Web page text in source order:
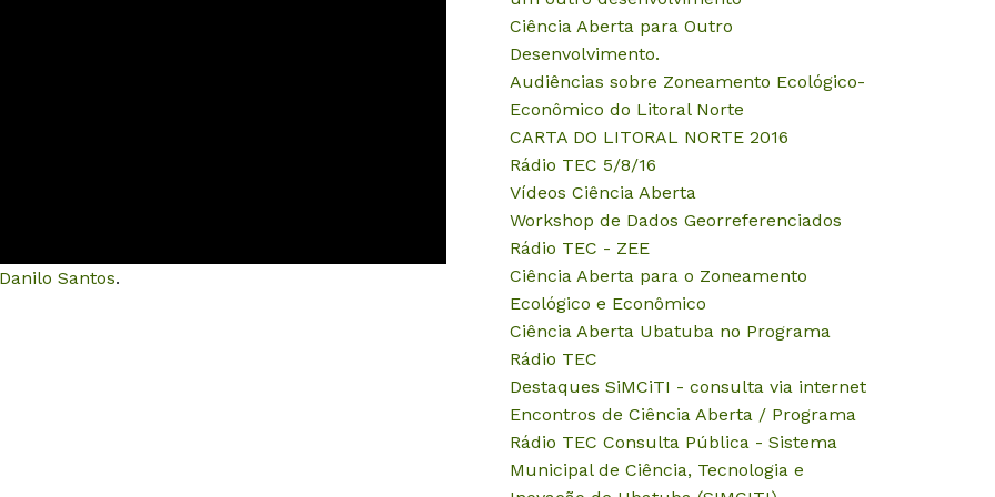
Santos.
Ciência Aberta para Outro
Desenvolvimento.
Audiências sobre Zoneamento Ecológico-
Econômico do Litoral Norte
CARTA DO LITORAL NORTE 2016
Rádio TEC 5/8/16
Vídeos Ciência Aberta
Workshop de Dados Georreferenciados
Rádio TEC - ZEE
Ciência Aberta para o Zoneamento
Ecológico e Econômico
Ciência Aberta Ubatuba no Programa
Rádio TEC
Destaques SiMCiTI - consulta via internet
Encontros de Ciência Aberta / Programa
Rádio TEC Consulta Pública - Sistema
Municipal de Ciência, Tecnologia e